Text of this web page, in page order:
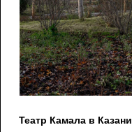
Театр Камала в Казани